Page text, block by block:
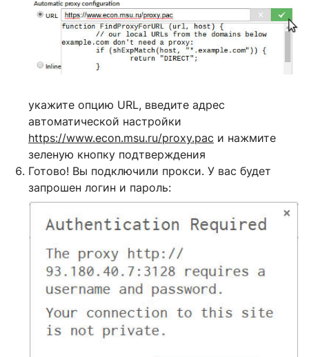
укажите опцию URL, введите адрес
автоматической настройки
https://www.econ.msu.ru/proxy.pac и нажмите
зеленую кнопку подтверждения
Готово! Вы подключили прокси. У вас будет
запрошен логин и пароль: